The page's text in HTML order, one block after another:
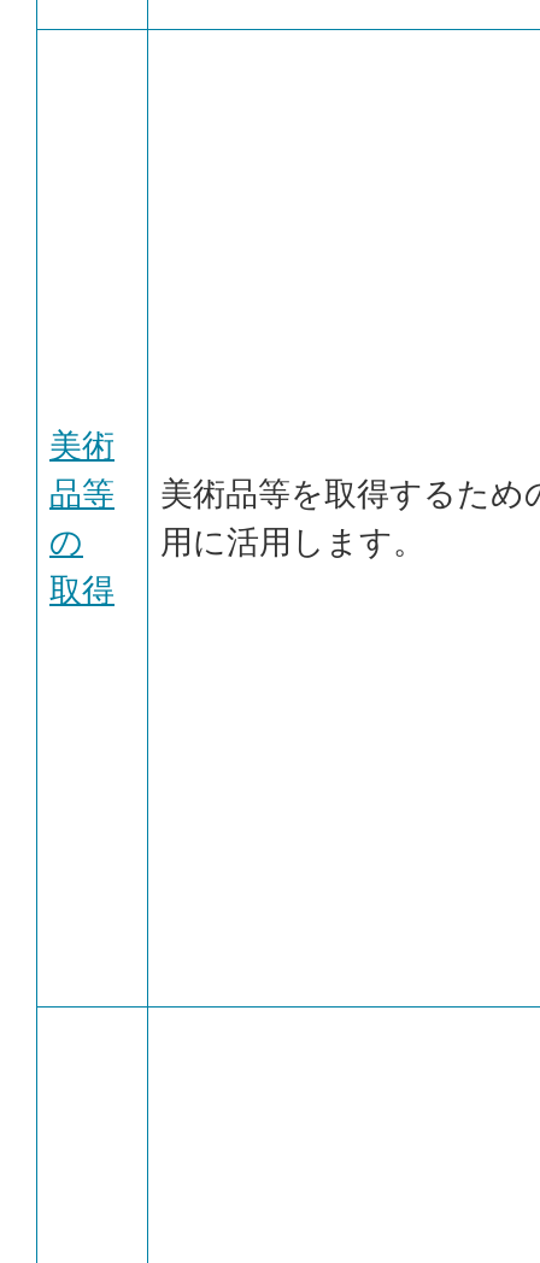
美術
品等
の
取得
美術品等を取得するため
用に活用します。